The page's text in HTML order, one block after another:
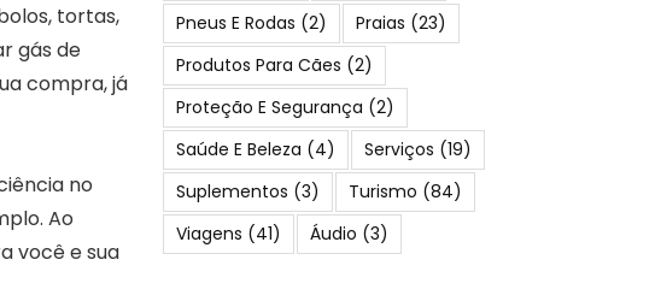
tortas,
gás de
compra, já
no
Ao
você e sua
Pneus E Rodas (2) Praias (23)
Produtos Para Cães (2)
Proteção E Segurança (2)
Saúde E Beleza (4) Serviços (19)
Suplementos (3) Turismo (84)
Viagens (41) Áudio (3)